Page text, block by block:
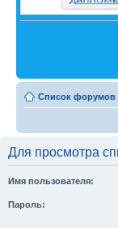
Список форумов
Для просмотра
Имя пользователя:
Пароль: